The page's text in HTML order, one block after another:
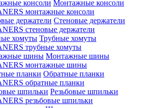
Монтажные консоли
монтажные консоли
Стеновые держатели
стеновые держатели
Трубные хомуты
трубные хомуты
Монтажные шины
монтажные шины
Обратные планки
обратные планки
Резьбовые шпильки
резьбовые шпильки